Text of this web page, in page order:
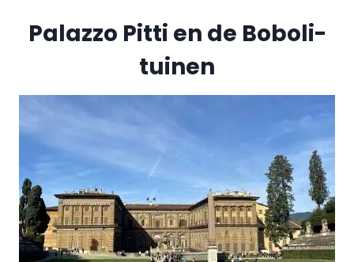
Palazzo Pitti en de Boboli-
tuinen